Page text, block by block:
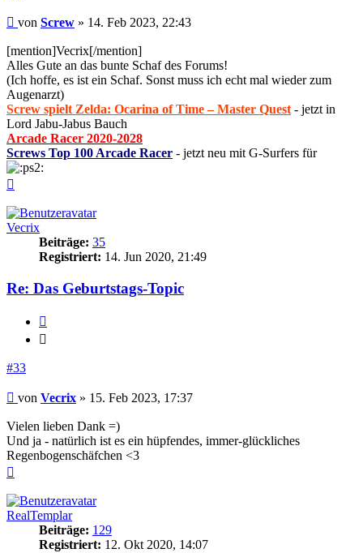
Beitrag
von Screw » 14. Feb 2023, 22:43
[mention]Vecrix[/mention]
Alles Gute an das bunte Schaf des Forums!
(Ich hoffe, es ist ein Schaf. Sonst muss ich echt mal wieder zum
Augenarzt)
Screw spielt Zelda: Ocarina of Time – Master Quest - jetzt in
Lord Jabu-Jabus Bauch
Arcade Racer 2020-2028
Screws Top 100 Arcade Racer - jetzt neu mit G-Surfers für
Vecrix
Beiträge: 35
Registriert: 14. Jun 2020, 21:49
Re: Das Geburtstags-Topic
#33
Beitrag
von Vecrix » 15. Feb 2023, 17:37
Vielen lieben Dank =)
Und ja - natürlich ist es ein hüpfendes, immer-glückliches
Regenbogenschäfchen <3
RealTemplar
Beiträge: 129
Registriert: 12. Okt 2020, 14:07